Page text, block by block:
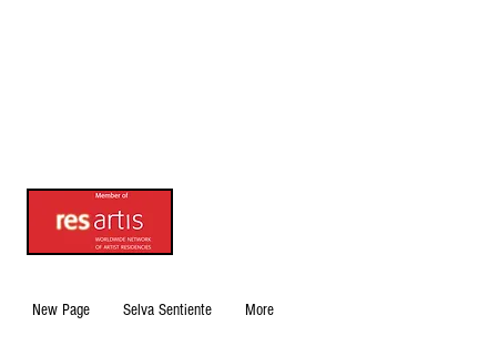
New Page Selva Sentiente More